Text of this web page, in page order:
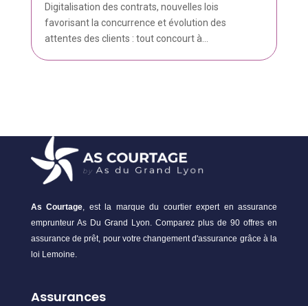
Digitalisation des contrats, nouvelles lois
favorisant la concurrence et évolution des
attentes des clients : tout concourt à...
As Courtage, est la marque du courtier expert en assurance
emprunteur As Du Grand Lyon. Comparez plus de 90 offres en
assurance de prêt, pour votre changement d'assurance grâce à la
loi Lemoine.
Assurances